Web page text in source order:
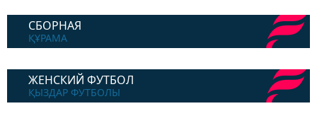
СБОРНАЯ
ҚҰРАМА
ЖЕНСКИЙ ФУТБОЛ
ҚЫЗДАР ФУТБОЛЫ